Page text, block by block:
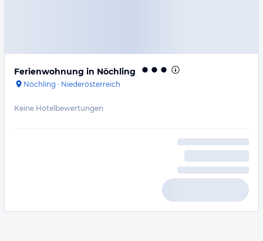
Ferienwohnung in Nöchling
Nöchling · Niederösterreich
Keine Hotelbewertungen